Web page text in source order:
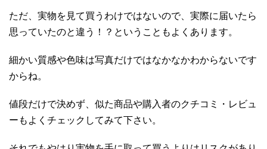
ただ、実物を見て買うわけではないので、実際に届いたら
思っていたのと違う！？ということもよくあります。
細かい質感や色味は写真だけではなかなかわからないです
からね。
値段だけで決めず、似た商品や購入者のクチコミ・レビュ
ーもよくチェックしてみて下さい。